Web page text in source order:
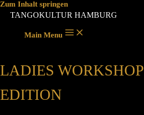
Zum Inhalt springen
TANGOKULTUR HAMBURG
Main Menu
LADIES
EDITION